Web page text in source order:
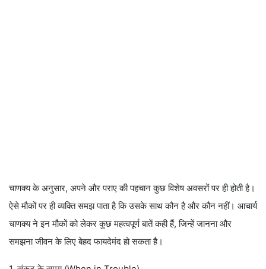
चाणक्य के अनुसार, अपने और पराए की पहचान कुछ विशेष अवसरों पर ही होती है।
ऐसे मौकों पर ही व्यक्ति समझ पाता है कि उसके साथ कौन है और कौन नहीं। आचार्य
चाणक्य ने इन मौकों को लेकर कुछ महत्वपूर्ण बातें कही हैं, जिन्हें जानना और
समझना जीवन के लिए बेहद फायदेमंद हो सकता है।